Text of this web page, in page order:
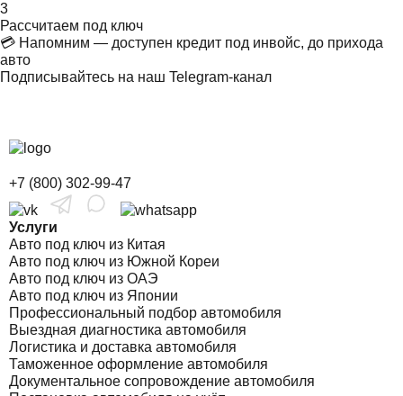
3
Рассчитаем под ключ
💳 Напомним — доступен кредит под инвойс, до прихода
авто
Подписывайтесь на наш Telegram-канал
+7 (800) 302-99-47
Услуги
Авто под ключ из Китая
Авто под ключ из Южной Кореи
Авто под ключ из ОАЭ
Авто под ключ из Японии
Профессиональный подбор автомобиля
Выездная диагностика автомобиля
Логистика и доставка автомобиля
Таможенное оформление автомобиля
Документальное сопровождение автомобиля